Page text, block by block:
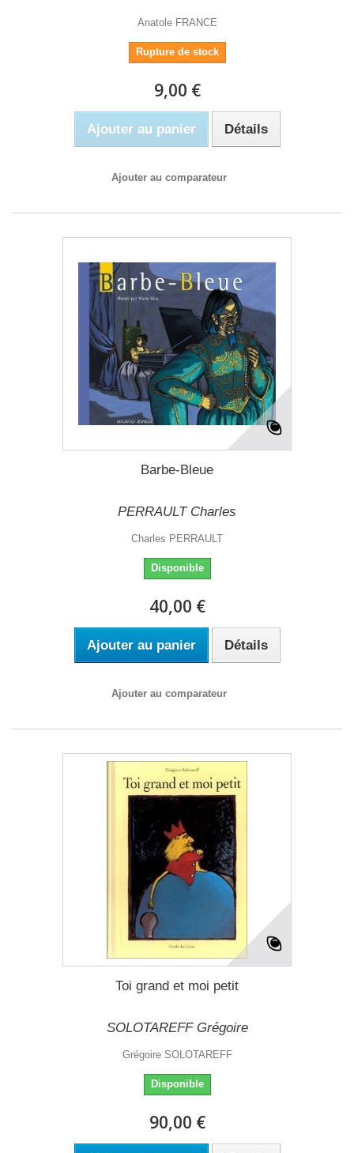
Anatole FRANCE
Rupture de stock
9,00 €
Ajouter au panier Détails
Ajouter au comparateur
Barbe-Bleue
PERRAULT Charles
Charles PERRAULT
Disponible
40,00 €
Ajouter au panier Détails
Ajouter au comparateur
Toi grand et moi petit
SOLOTAREFF Grégoire
Grégoire SOLOTAREFF
Disponible
90,00 €